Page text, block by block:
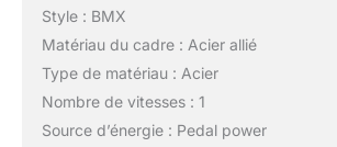
Style : BMX
Matériau du cadre : Acier allié
Type de matériau : Acier
Nombre de vitesses : 1
Source d’énergie : Pedal power